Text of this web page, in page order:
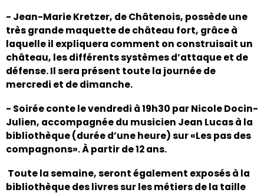
- Jean-Marie Kretzer, de Châtenois, possède une
très grande maquette de château fort, grâce à
laquelle il expliquera comment on construisait un
château, les différents systèmes d’attaque et de
défense. Il sera présent toute la journée de
mercredi et de dimanche.
- Soirée conte le vendredi à 19h30 par Nicole Docin-
Julien, accompagnée du musicien Jean Lucas à la
bibliothèque (durée d’une heure) sur «Les pas des
compagnons». À partir de 12 ans.
Toute la semaine, seront également exposés à la
bibliothèque des livres sur les métiers de la taille